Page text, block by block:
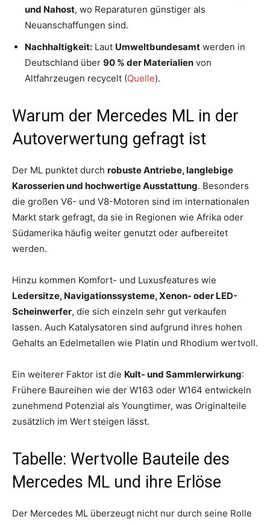
und Nahost, wo Reparaturen günstiger als
Neuanschaffungen sind.
Nachhaltigkeit: Laut Umweltbundesamt werden in
Deutschland über 90 % der Materialien von
Altfahrzeugen recycelt (Quelle).
Warum der Mercedes ML in der
Autoverwertung gefragt ist
Der ML punktet durch robuste Antriebe, langlebige
Karosserien und hochwertige Ausstattung. Besonders
die großen V6- und V8-Motoren sind im internationalen
Markt stark gefragt, da sie in Regionen wie Afrika oder
Südamerika häufig weiter genutzt oder aufbereitet
werden.
Hinzu kommen Komfort- und Luxusfeatures wie
Ledersitze, Navigationssysteme, Xenon- oder LED-
Scheinwerfer, die sich einzeln sehr gut verkaufen
lassen. Auch Katalysatoren sind aufgrund ihres hohen
Gehalts an Edelmetallen wie Platin und Rhodium wertvoll.
Ein weiterer Faktor ist die Kult- und Sammlerwirkung:
Frühere Baureihen wie der W163 oder W164 entwickeln
zunehmend Potenzial als Youngtimer, was Originalteile
zusätzlich im Wert steigen lässt.
Tabelle: Wertvolle Bauteile des
Mercedes ML und ihre Erlöse
Der Mercedes ML überzeugt nicht nur durch seine Rolle